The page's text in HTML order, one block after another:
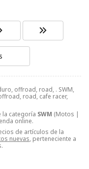
offroad, road, . SWM,
road, cafe racer,
la categoría SWM (Motos |
online.
de artículos de la
nuevas, perteneciente a